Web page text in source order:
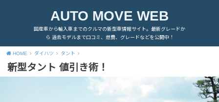
AUTO MOVE WEB
国産車から輸入車までのクルマの新型車情報サイト。最新グレードか
ら 過去モデルまで口コミ、燃費、グレードなどを公開中！
HOME ダイハツ タント
新型タント 値引き術！